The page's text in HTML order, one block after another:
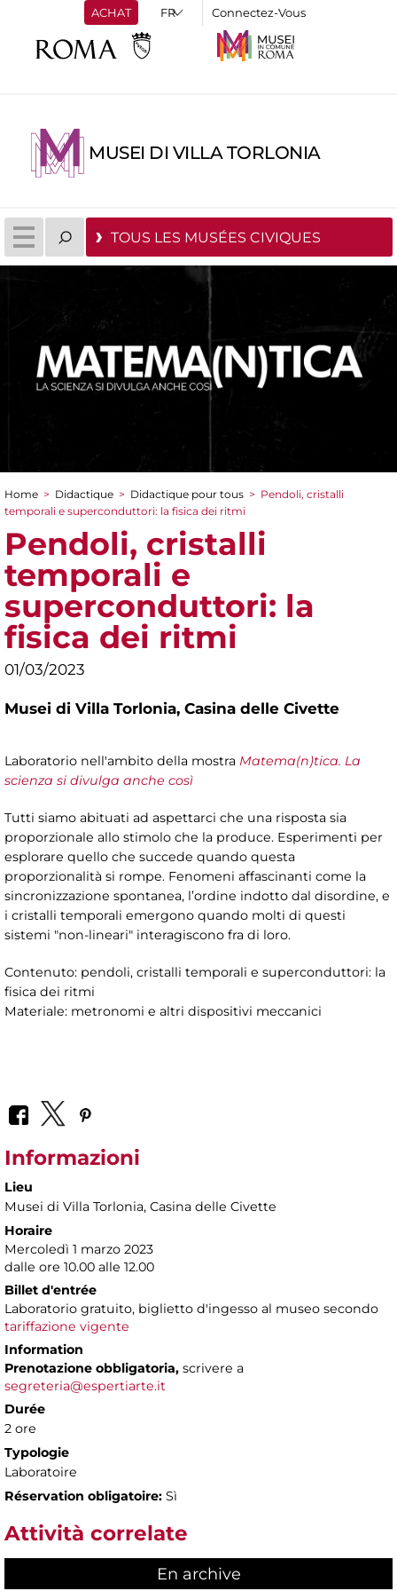
ACHAT Connectez-Vous
MUSEI DI VILLA TORLONIA
TOUS LES MUSÉES CIVIQUES
You are here
Home > Didactique > Didactique pour tous > Pendoli, cristalli
temporali e superconduttori: la fisica dei ritmi
Pendoli, cristalli
temporali e
superconduttori: la
fisica dei ritmi
01/03/2023
Musei di Villa Torlonia, Casina delle Civette
Laboratorio nell'ambito della mostra Matema(n)tica. La
scienza si divulga anche così
Tutti siamo abituati ad aspettarci che una risposta sia
proporzionale allo stimolo che la produce. Esperimenti per
esplorare quello che succede quando questa
proporzionalità si rompe. Fenomeni affascinanti come la
sincronizzazione spontanea, l’ordine indotto dal disordine, e
i cristalli temporali emergono quando molti di questi
sistemi "non-lineari" interagiscono fra di loro.
Contenuto: pendoli, cristalli temporali e superconduttori: la
fisica dei ritmi
Materiale: metronomi e altri dispositivi meccanici
Informazioni
Lieu
Musei di Villa Torlonia, Casina delle Civette
Horaire
Mercoledì 1 marzo 2023
dalle ore 10.00 alle 12.00
Billet d'entrée
Laboratorio gratuito, biglietto d'ingesso al museo secondo
tariffazione vigente
Information
Prenotazione obbligatoria, scrivere a
segreteria@espertiarte.it
Durée
2 ore
Typologie
Laboratoire
Réservation obligatoire: Sì
Attività correlate
En archive